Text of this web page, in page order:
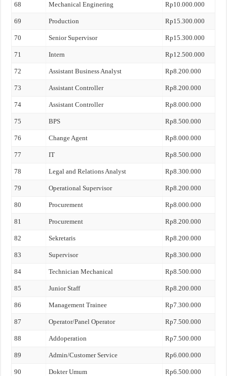
68 Mechanical Enginering Rp10.000.000
69 Production Rp15.300.000
70 Senior Supervisor Rp15.300.000
71 Intern Rp12.500.000
72 Assistant Business Analyst Rp8.200.000
73 Assistant Controller Rp8.200.000
74 Assistant Controller Rp8.000.000
75 BPS Rp8.500.000
76 Change Agent Rp8.000.000
77 IT Rp8.500.000
78 Legal and Relations Analyst Rp8.300.000
79 Operational Supervisor Rp8.200.000
80 Procurement Rp8.000.000
81 Procurement Rp8.200.000
82 Sekretaris Rp8.200.000
83 Supervisor Rp8.300.000
84 Technician Mechanical Rp8.500.000
85 Junior Staff Rp8.200.000
86 Management Trainee Rp7.300.000
87 Operator/Panel Operator Rp7.500.000
88 Addoperation Rp7.500.000
89 Admin/Customer Service Rp6.000.000
90 Dokter Umum Rp6.500.000